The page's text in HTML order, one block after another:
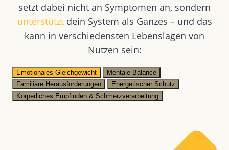
setzt dabei nicht an Symptomen an, sondern
unterstütztdein System als Ganzes – und das
kann in verschiedensten Lebenslagen von
Nutzen sein:
Emotionales Gleichgewicht
Mentale Balance
Familiäre Herausforderungen
Energetischer Schutz
Körperliches Empfinden & Schmerzverarbeitung